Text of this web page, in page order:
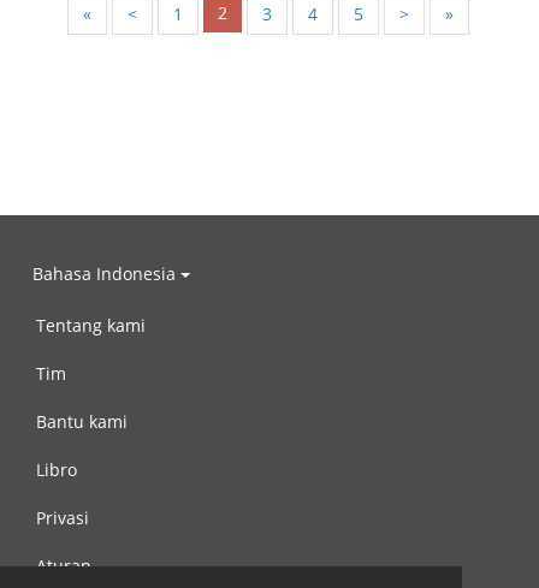
« < 1 2 3 4 5 > »
Bahasa Indonesia
Tentang kami
Tim
Bantu kami
Libro
Privasi
Aturan